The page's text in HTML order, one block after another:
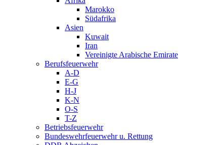
Marokko
Südafrika
Asien
Kuwait
Iran
Vereinigte Arabische Emirate
Berufsfeuerwehr
A-D
E-G
H-J
K-N
O-S
T-Z
Betriebsfeuerwehr
Bundeswehrfeuerwehr u. Rettung